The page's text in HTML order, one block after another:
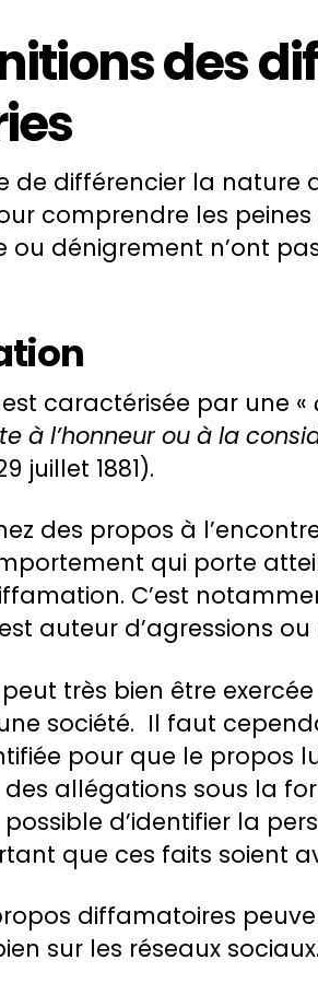
des
de différencier la nature
comprendre les
ou dénigrement n’ont
caractérisée par une «
à l’honneur ou à la
juillet 1881).
des propos à
qui porte
C’est
auteur d’agressions
très bien être
société. Il faut
pour que le propos
allégations sous la
possible d’identifier la
que ces faits soient
diffamatoires
sur les réseaux sociaux.